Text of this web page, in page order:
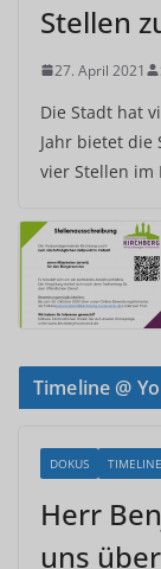
Stellen
27. April 2021
Die Stadt hat
Jahr bietet
vier Stellen im
Timeline @
DOKUS
Herr
uns